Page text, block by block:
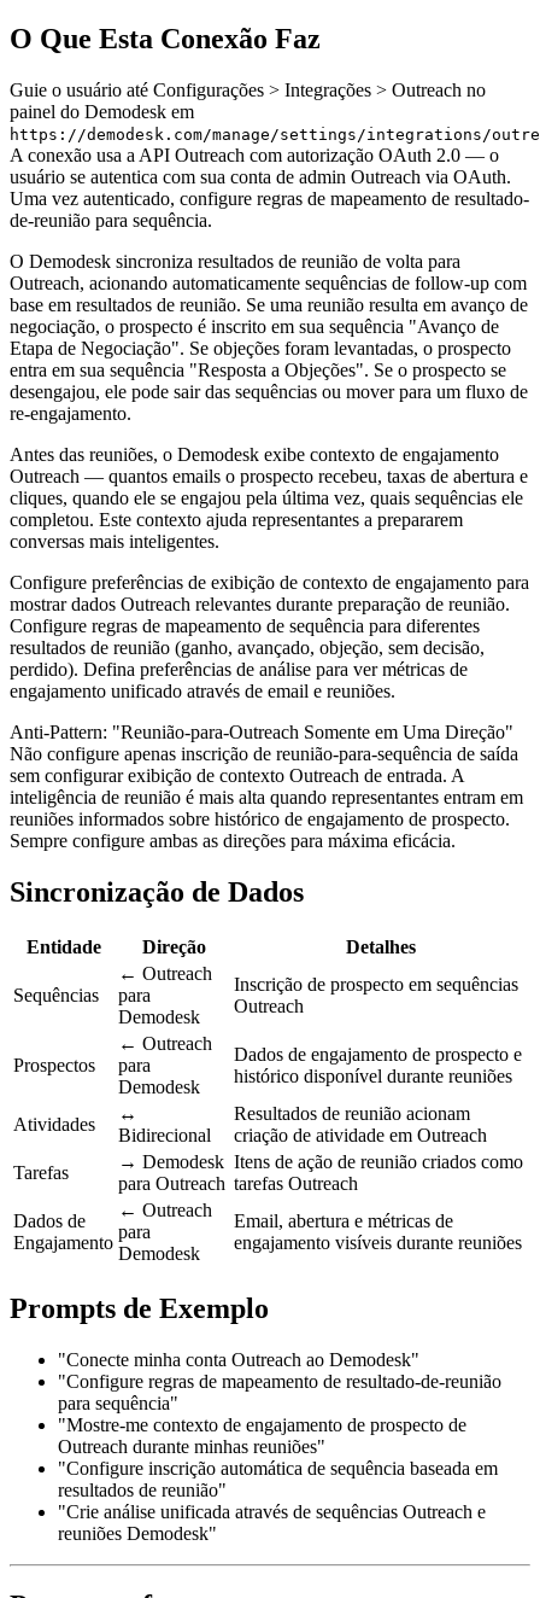
O Que Esta Conexão Faz
Guie o usuário até Configurações > Integrações > Outreach no
painel do Demodesk em
https://demodesk.com/manage/settings/integrations/
A conexão usa a API Outreach com autorização OAuth 2.0 — o
usuário se autentica com sua conta de admin Outreach via OAuth.
Uma vez autenticado, configure regras de mapeamento de resultado-
de-reunião para sequência.
O Demodesk sincroniza resultados de reunião de volta para
Outreach, acionando automaticamente sequências de follow-up com
base em resultados de reunião. Se uma reunião resulta em avanço de
negociação, o prospecto é inscrito em sua sequência "Avanço de
Etapa de Negociação". Se objeções foram levantadas, o prospecto
entra em sua sequência "Resposta a Objeções". Se o prospecto se
desengajou, ele pode sair das sequências ou mover para um fluxo de
re-engajamento.
Antes das reuniões, o Demodesk exibe contexto de engajamento
Outreach — quantos emails o prospecto recebeu, taxas de abertura e
cliques, quando ele se engajou pela última vez, quais sequências ele
completou. Este contexto ajuda representantes a prepararem
conversas mais inteligentes.
Configure preferências de exibição de contexto de engajamento para
mostrar dados Outreach relevantes durante preparação de reunião.
Configure regras de mapeamento de sequência para diferentes
resultados de reunião (ganho, avançado, objeção, sem decisão,
perdido). Defina preferências de análise para ver métricas de
engajamento unificado através de email e reuniões.
Anti-Pattern: "Reunião-para-Outreach Somente em Uma Direção"
Não configure apenas inscrição de reunião-para-sequência de saída
sem configurar exibição de contexto Outreach de entrada. A
inteligência de reunião é mais alta quando representantes entram em
reuniões informados sobre histórico de engajamento de prospecto.
Sempre configure ambas as direções para máxima eficácia.
Sincronização de Dados
Entidade Direção Detalhes
Sequências
← Outreach
para
Demodesk
Inscrição de prospecto em sequências
Outreach
Prospectos
← Outreach
para
Demodesk
Dados de engajamento de prospecto e
histórico disponível durante reuniões
Atividades
↔
Bidirecional
Resultados de reunião acionam
criação de atividade em Outreach
Tarefas
→ Demodesk
para Outreach
Itens de ação de reunião criados como
tarefas Outreach
Dados de
Engajamento
← Outreach
para
Demodesk
Email, abertura e métricas de
engajamento visíveis durante reuniões
Prompts de Exemplo
"Conecte minha conta Outreach ao Demodesk"
"Configure regras de mapeamento de resultado-de-reunião
para sequência"
"Mostre-me contexto de engajamento de prospecto de
Outreach durante minhas reuniões"
"Configure inscrição automática de sequência baseada em
resultados de reunião"
"Crie análise unificada através de sequências Outreach e
reuniões Demodesk"